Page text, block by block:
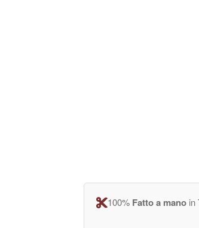
100% Fatto a mano in